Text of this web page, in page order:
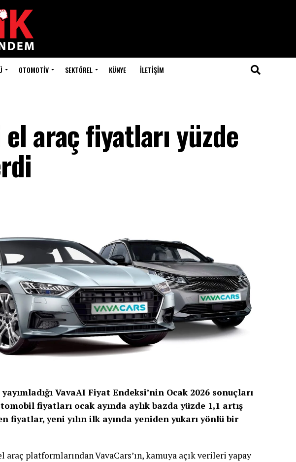
OTOMOTIV SEKTÖREL KÜNYE İLETIŞIM
araç fiyatları yüzde
VavaAI Fiyat Endeksi’nin Ocak 2026 sonuçları
fiyatları ocak ayında aylık bazda yüzde 1,1 artış
fiyatlar, yeni yılın ilk ayında yeniden yukarı yönlü bir
platformlarından VavaCars’ın, kamuya açık verileri yapay